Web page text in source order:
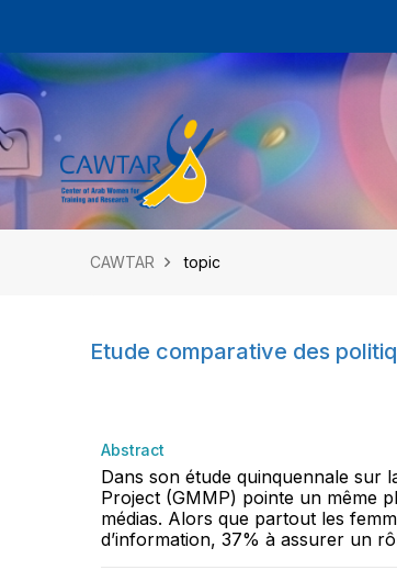
CAWTAR topic
Etude comparative des
Abstract
Dans son étude quinquennale sur
Project (GMMP) pointe un même
médias. Alors que partout les
d’information, 37% à assurer un